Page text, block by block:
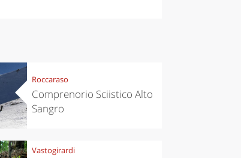
Roccaraso
Comprenorio Sciistico Alto
Sangro
Vastogirardi